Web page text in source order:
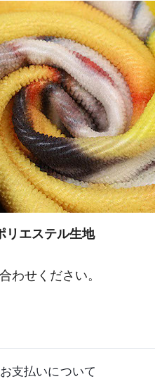
リエステル生地
わせください。
お支払いについて